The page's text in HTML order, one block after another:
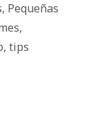
, Pequeñas
,
, tips